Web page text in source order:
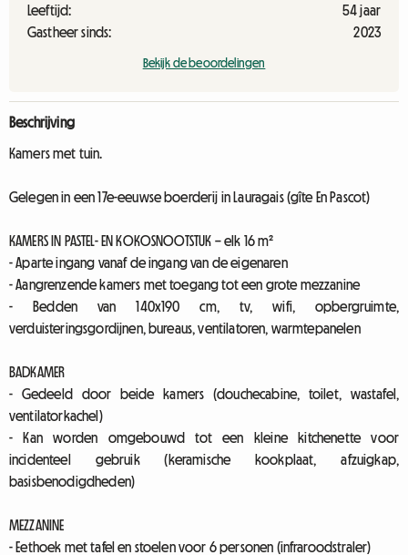
Leeftijd:
54 jaar
Gastheer sinds:
2023
Bekijk de beoordelingen
Beschrijving
Kamers met tuin.
Gelegen in een 17e-eeuwse boerderij in Lauragais (gîte En Pascot)
KAMERS IN PASTEL- EN KOKOSNOOTSTUK – elk 16 m²
- Aparte ingang vanaf de ingang van de eigenaren
- Aangrenzende kamers met toegang tot een grote mezzanine
- Bedden van 140x190 cm, tv, wifi, opbergruimte,
verduisteringsgordijnen, bureaus, ventilatoren, warmtepanelen
BADKAMER
- Gedeeld door beide kamers (douchecabine, toilet, wastafel,
ventilatorkachel)
- Kan worden omgebouwd tot een kleine kitchenette voor
incidenteel gebruik (keramische kookplaat, afzuigkap,
basisbenodigdheden)
MEZZANINE
- Eethoek met tafel en stoelen voor 6 personen (infraroodstraler)